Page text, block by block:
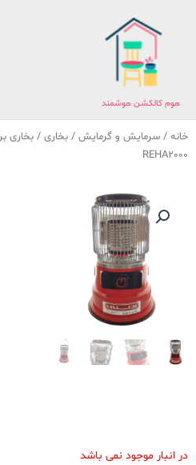
هوم کالکشن هوشمند
خانه / سرمایش و گرمایش / بخاری
REHA2000
در انبار موجود نمی باشد